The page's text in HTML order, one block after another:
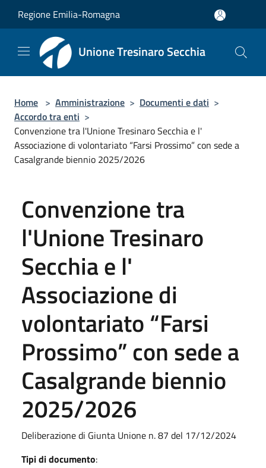
Regione Emilia-Romagna
Unione Tresinaro Secchia
Home > Amministrazione > Documenti e dati >
Accordo tra enti >
Convenzione tra l'Unione Tresinaro Secchia e l'
Associazione di volontariato “Farsi Prossimo” con sede a
Casalgrande biennio 2025/2026
Convenzione tra
l'Unione Tresinaro
Secchia e l'
Associazione di
volontariato “Farsi
Prossimo” con sede a
Casalgrande biennio
2025/2026
Deliberazione di Giunta Unione n. 87 del 17/12/2024
Tipi di documento: